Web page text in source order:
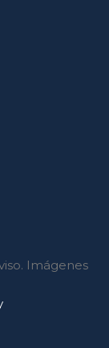
Imágenes